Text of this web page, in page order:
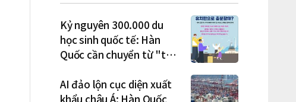
Kỷ nguyên 300.000 du
học sinh quốc tế: Hàn
Quốc cần chuyển từ "thu
việc làm – định cư"
AI đảo lộn cục diện xuất
khẩu châu Á: Hàn Quốc